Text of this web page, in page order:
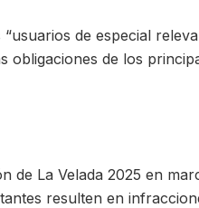
de especial
obligaciones de los
de La Velada 2025 en
resulten en